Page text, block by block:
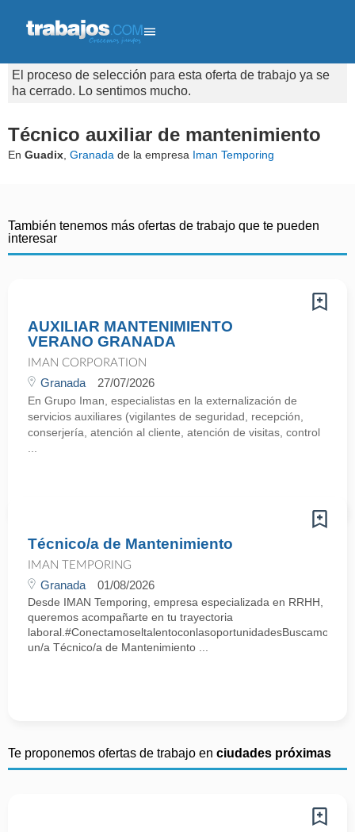
El proceso de selección para esta oferta de trabajo ya se
ha cerrado. Lo sentimos mucho.
Técnico auxiliar de mantenimiento
En Guadix Granada de la empresa Iman Temporing
También tenemos más ofertas de trabajo que te pueden
interesar
AUXILIAR MANTENIMIENTO
VERANO GRANADA
IMAN CORPORATION
Granada 27/07/2026
En Grupo Iman, especialistas en la externalización de
servicios auxiliares (vigilantes de seguridad, recepción,
conserjería, atención al cliente, atención de visitas, control
Técnico/a de Mantenimiento
IMAN TEMPORING
Granada 01/08/2026
Desde IMAN Temporing, empresa especializada en RRHH,
queremos acompañarte en tu trayectoria
laboral.#ConectamoseltalentoconlasoportunidadesBuscamos
un/a Técnico/a de Mantenimiento ...
Te proponemos ofertas de trabajo en ciudades próximas